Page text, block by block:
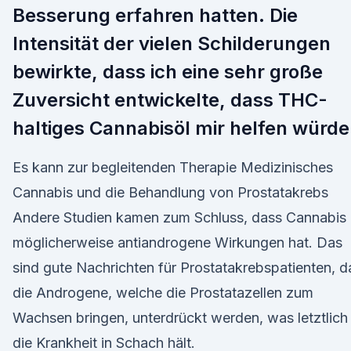
Besserung erfahren hatten. Die
Intensität der vielen Schilderungen
bewirkte, dass ich eine sehr große
Zuversicht entwickelte, dass THC-
haltiges Cannabisöl mir helfen
Es kann zur begleitenden Therapie Medizinisches
Cannabis und die Behandlung von Prostatakrebs
Andere Studien kamen zum Schluss, dass Cannabis
möglicherweise antiandrogene Wirkungen hat. Das
sind gute Nachrichten für Prostatakrebspatienten,
die Androgene, welche die Prostatazellen zum
Wachsen bringen, unterdrückt werden, was letztlich
die Krankheit in Schach hält.